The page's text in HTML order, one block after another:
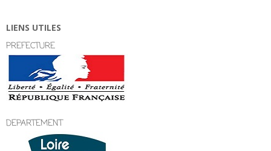
LIENS UTILES
PREFECTURE
DEPARTEMENT